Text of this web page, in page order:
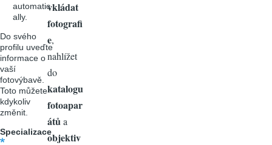
automatic
ally.
Do svého
profilu uveďte
informace o
vaší
fotovýbavě.
Toto můžete
kdykoliv
změnit.
Specializace
vkládat
fotografi
e,
nahlížet
do
katalogu
fotoapar
átů a
objektiv